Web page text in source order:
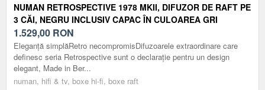
NUMAN RETROSPECTIVE 1978 MKII, DIFUZOR DE RAFT PE
3 CĂI, NEGRU INCLUSIV CAPAC ÎN CULOAREA GRI
1.529,00 RON
Eleganță simplăRetro necompromisDifuzoarele extraordinare care
definesc seria Retrospective sunt o declarație pentru un design
elegant, Made in Ber...
numan, hifi & tv, boxe hi-fi, boxe raft